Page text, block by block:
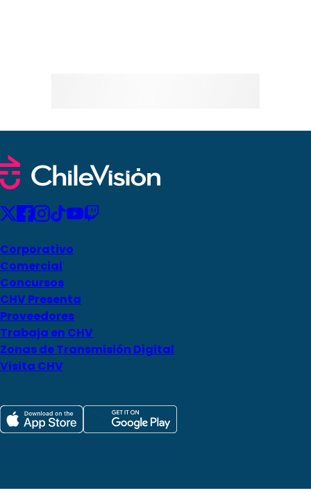
Corporativo
Comercial
Concursos
CHV Presenta
Proveedores
Trabaja en CHV
Zonas de Transmisión Digital
Visita CHV